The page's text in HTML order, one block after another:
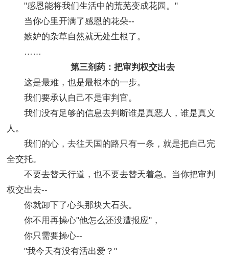
"感恩能将我们生活中的荒芜变成花园。"
当你心里开满了感恩的花朵--
嫉妒的杂草自然就无处生根了。
……
第三剂药：把审判权交出去
这是最难，也是最根本的一步。
我们要承认自己不是审判官。
我们没有足够的信息去判断谁是真恶人，谁是真义
人。
我们的心，去往天国的路只有一条，就是把自己完
全交托。
不要去替天行道，也不要去替天着急。当你把审判
权交出去--
你就卸下了心头那块大石头。
你不用再操心"他怎么还没遭报应"，
你只需要操心--
"我今天有没有活出爱？"